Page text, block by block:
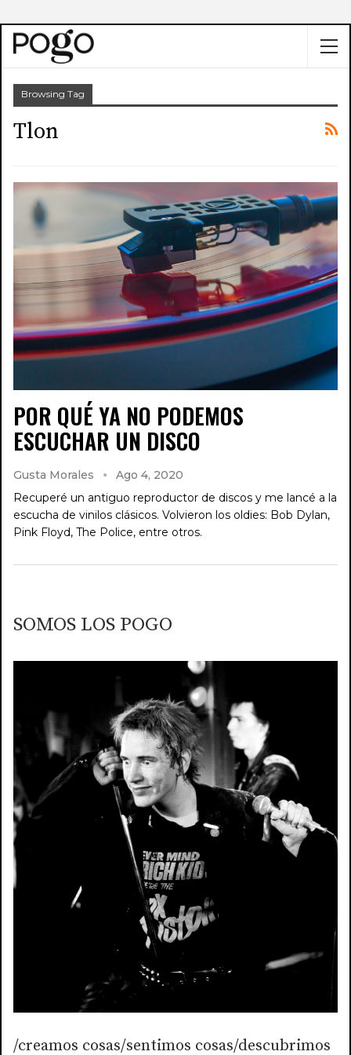
Browsing Tag
Tlon
POR QUÉ YA NO PODEMOS
ESCUCHAR UN DISCO
Gusta Morales
Ago 4, 2020
Recuperé un antiguo reproductor de discos y me lancé a la
escucha de vinilos clásicos. Volvieron los oldies: Bob Dylan,
Pink Floyd, The Police, entre otros.
SOMOS LOS POGO
/creamos cosas/sentimos cosas/descubrimos